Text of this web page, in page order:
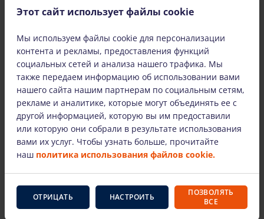
и Шяуляе. Доставляем оборудование по всей
Только оборудование известных
производителей
Здесь вы найдете самых известных
производителей и проверенное временем
оборудование для высотных работ. Наша
арендованная техника технически исправна и
пригодна к эксплуатации.
Этот сайт использует файлы cookie
Мы используем файлы cookie для персонализации
контента и рекламы, предоставления функций
социальных сетей и анализа нашего трафика. Мы
также передаем информацию об использовании вами
нашего сайта нашим партнерам по социальным сетям,
рекламе и аналитике, которые могут объединять ее с
другой информацией, которую вы им предоставили
или которую они собрали в результате использования
вами их услуг. Чтобы узнать больше, прочитайте
наш политика использования файлов cookie.
ОТРИЦАТЬ НАСТРОИТЬ
ПОЗВОЛЯТЬ
ВСЕ